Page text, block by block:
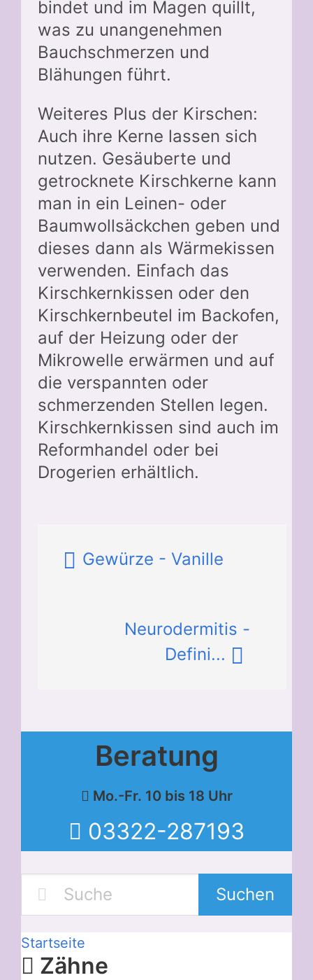
bindet und im Magen quillt,
was zu unangenehmen
Bauchschmerzen und
Blähungen führt.
Weiteres Plus der Kirschen:
Auch ihre Kerne lassen sich
nutzen. Gesäuberte und
getrocknete Kirschkerne kann
man in ein Leinen- oder
Baumwollsäckchen geben und
dieses dann als Wärmekissen
verwenden. Einfach das
Kirschkernkissen oder den
Kirschkernbeutel im Backofen,
auf der Heizung oder der
Mikrowelle erwärmen und auf
die verspannten oder
schmerzenden Stellen legen.
Kirschkernkissen sind auch im
Reformhandel oder bei
Drogerien erhältlich.
Gewürze - Vanille
Neurodermitis -
Defini...
Beratung
Mo.-Fr. 10 bis 18 Uhr
03322-287193
Suchen
Startseite
Zähne